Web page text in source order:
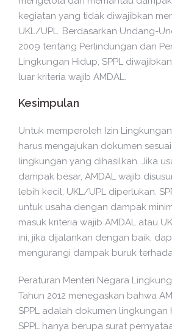
kegiatan yang tidak diwajibkan
UKL/UPL. Berdasarkan Undang-
2009 tentang Perlindungan dan
Lingkungan Hidup, SPPL
luar kriteria wajib AMDAL.
Kesimpulan
Untuk memperoleh Izin
harus mengajukan dokumen
lingkungan yang dihasilkan. Jika
dampak besar, AMDAL wajib
lebih kecil, UKL/UPL diperlukan.
untuk usaha dengan dampak
masuk kriteria wajib AMDAL atau
ini, jika dijalankan dengan baik,
mengurangi dampak buruk
Peraturan Menteri Negara
Tahun 2012 menegaskan bahwa
SPPL adalah dokumen lingkungan
SPPL hanya berupa surat